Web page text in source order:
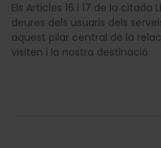
Els Articles 16 i 17 de la
deures dels usuaris dels
aquest pilar central de la
visiten i la nostra destinació: